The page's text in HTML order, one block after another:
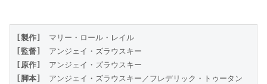
[製作]
マリー・ロール・レイル
[監督]
アンジェイ・ズラウスキー
[原作]
アンジェイ・ズラウスキー
[脚本]
アンジェイ・ズラウスキー／フレデリック・トゥータン